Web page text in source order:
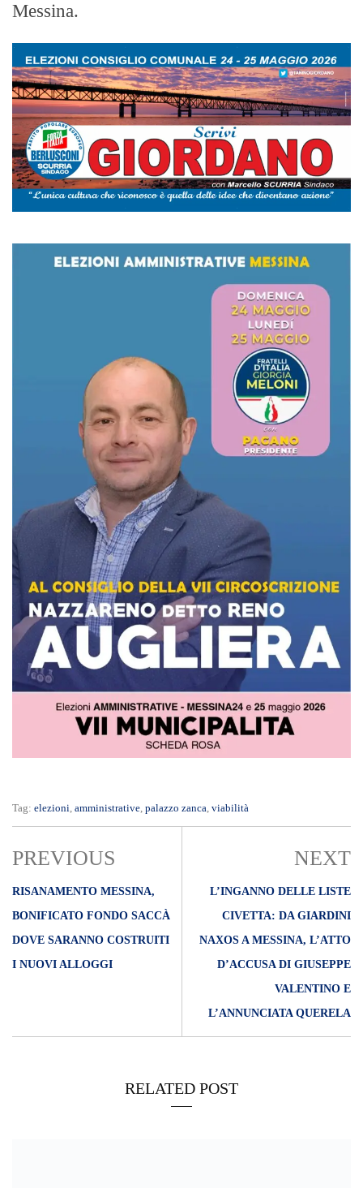
Messina.
Tag: elezioni amministrative palazzo zanca viabilità
PREVIOUS
RISANAMENTO MESSINA,
BONIFICATO FONDO SACCÀ
DOVE SARANNO COSTRUITI
I NUOVI ALLOGGI
NEXT
L’INGANNO DELLE LISTE
CIVETTA: DA GIARDINI
NAXOS A MESSINA, L’ATTO
D’ACCUSA DI GIUSEPPE
VALENTINO E
L’ANNUNCIATA QUERELA
RELATED POST